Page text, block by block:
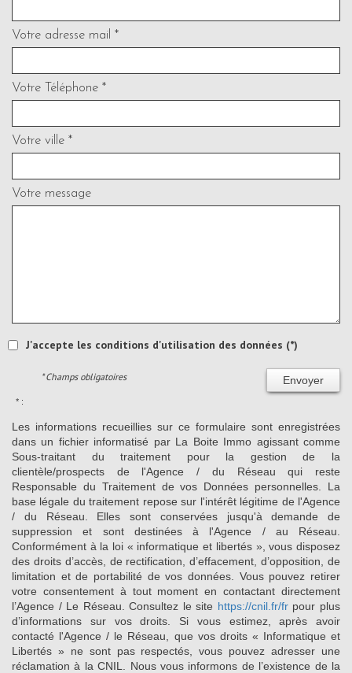
Votre adresse mail *
Votre Téléphone *
Votre ville *
Votre message
J'accepte les conditions d'utilisation des données (*)
Envoyer
* Champs obligatoires
* :
Les informations recueillies sur ce formulaire sont enregistrées
dans un fichier informatisé par La Boite Immo agissant comme
Sous-traitant du traitement pour la gestion de la
clientèle/prospects de l'Agence / du Réseau qui reste
Responsable du Traitement de vos Données personnelles. La
base légale du traitement repose sur l'intérêt légitime de l'Agence
/ du Réseau. Elles sont conservées jusqu'à demande de
suppression et sont destinées à l'Agence / au Réseau.
Conformément à la loi « informatique et libertés », vous disposez
des droits d’accès, de rectification, d’effacement, d’opposition, de
limitation et de portabilité de vos données. Vous pouvez retirer
votre consentement à tout moment en contactant directement
l’Agence / Le Réseau. Consultez le site https://cnil.fr/frpour plus
d’informations sur vos droits. Si vous estimez, après avoir
contacté l'Agence / le Réseau, que vos droits « Informatique et
Libertés » ne sont pas respectés, vous pouvez adresser une
réclamation à la CNIL. Nous vous informons de l’existence de la